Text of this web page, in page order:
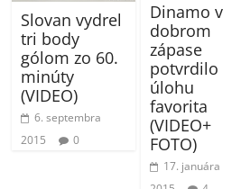
Slovan vydrel
tri body
gólom zo 60.
minúty
(VIDEO)
6. septembra
2015
0
Dinamo v
dobrom
zápase
potvrdilo
úlohu
favorita
(VIDEO+
FOTO)
17. januára